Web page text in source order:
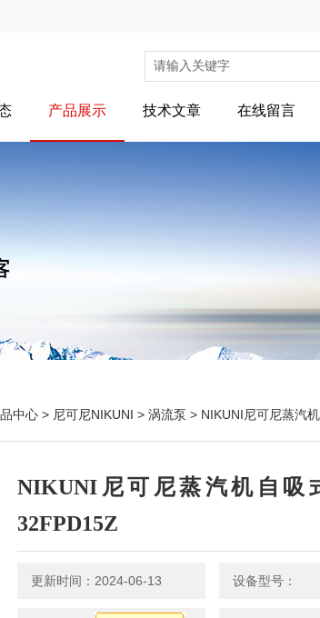
产品展示 技术文章 在线留言
中心 > 尼可尼NIKUNI > 涡流泵 > NIKUNI尼可尼蒸汽机自吸式
NIKUNI尼可尼蒸汽机自吸
32FPD15Z
更新时间：2024-06-13 设备型号：